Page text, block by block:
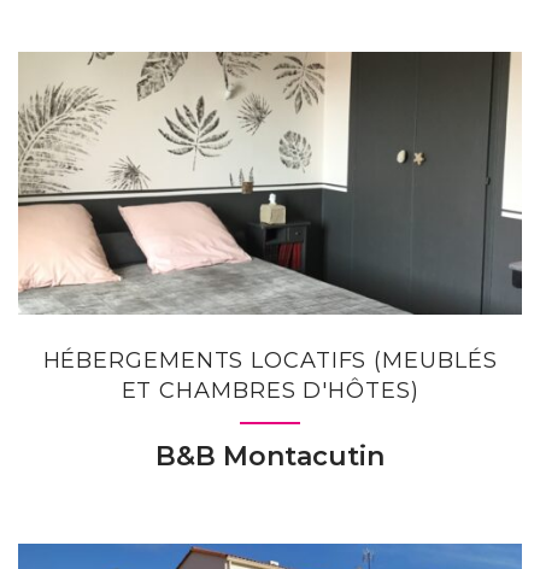
HÉBERGEMENTS LOCATIFS (MEUBLÉS
ET CHAMBRES D'HÔTES)
B&B Montacutin